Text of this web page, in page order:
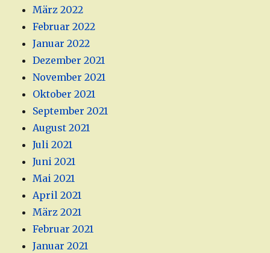
März 2022
Februar 2022
Januar 2022
Dezember 2021
November 2021
Oktober 2021
September 2021
August 2021
Juli 2021
Juni 2021
Mai 2021
April 2021
März 2021
Februar 2021
Januar 2021